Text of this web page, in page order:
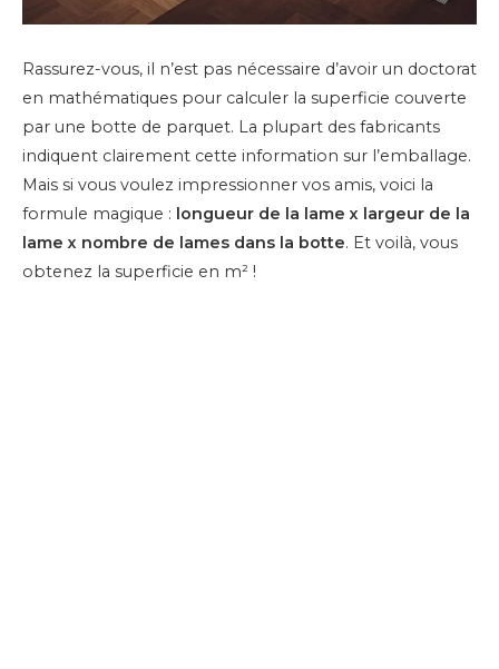
Rassurez-vous, il n’est pas nécessaire d’avoir un doctorat
en mathématiques pour calculer la superficie couverte
par une botte de parquet. La plupart des fabricants
indiquent clairement cette information sur l’emballage.
Mais si vous voulez impressionner vos amis, voici la
formule magique : longueur de la lame x largeur de la
lame x nombre de lames dans la botte. Et voilà, vous
obtenez la superficie en m² !